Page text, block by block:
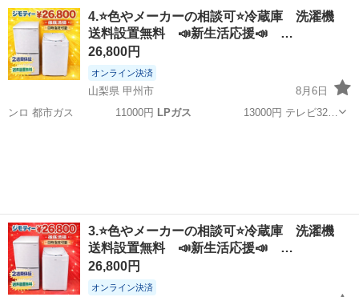
埼玉 秩父市 キッチン家電 セット
4.⭐️色やメーカーの相談可⭐️冷蔵庫 洗濯機
送料設置無料 📣新生活応援📣 …
26,800円
オンライン決済
山梨県 甲州市
8月6日
ンロ 都市ガス 11000円 LPガス 13000円 テレビ32…
3.⭐️色やメーカーの相談可⭐️冷蔵庫 洗濯機
送料設置無料 📣新生活応援📣 …
26,800円
オンライン決済